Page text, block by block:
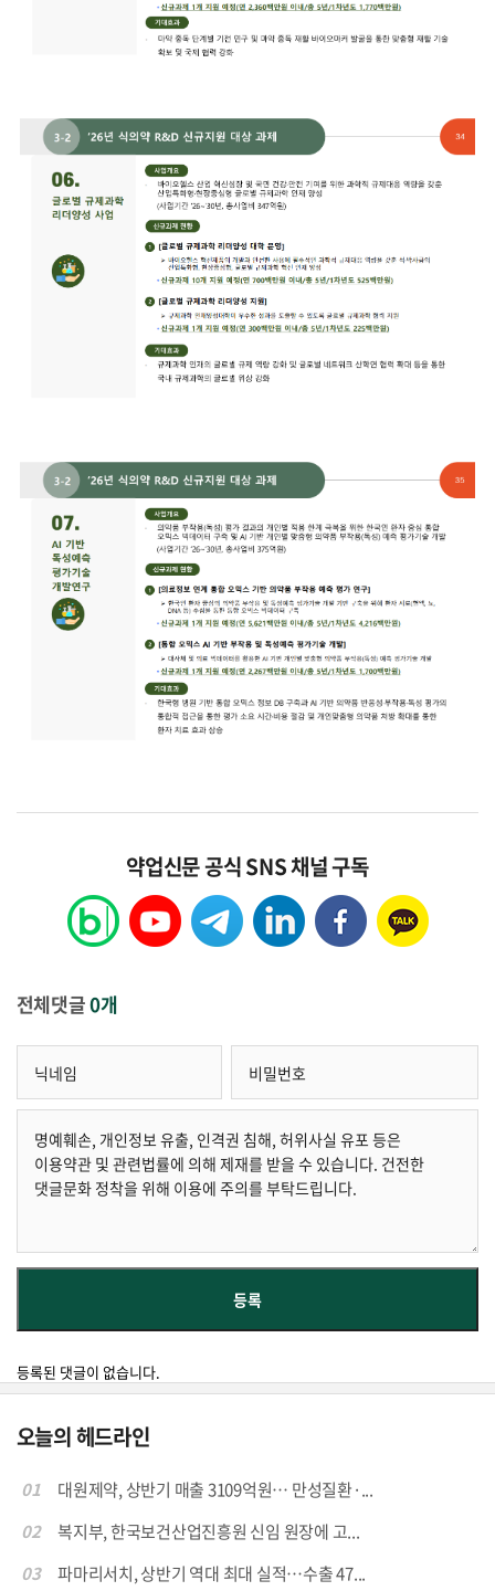
약업신문 공식 SNS 채널 구독
전체댓글0개
등록된 댓글이 없습니다.
오늘의 헤드라인
01
대원제약, 상반기 매출 3109억원… 만성질환·...
02
복지부, 한국보건산업진흥원 신임 원장에 고...
03
파마리서치, 상반기 역대 최대 실적…수출 47...